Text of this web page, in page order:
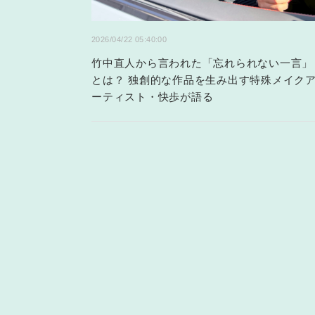
2026/04/22 05:40:00
竹中直人から言われた「忘れられない一言」
とは？ 独創的な作品を生み出す特殊メイク
ーティスト・快歩が語る